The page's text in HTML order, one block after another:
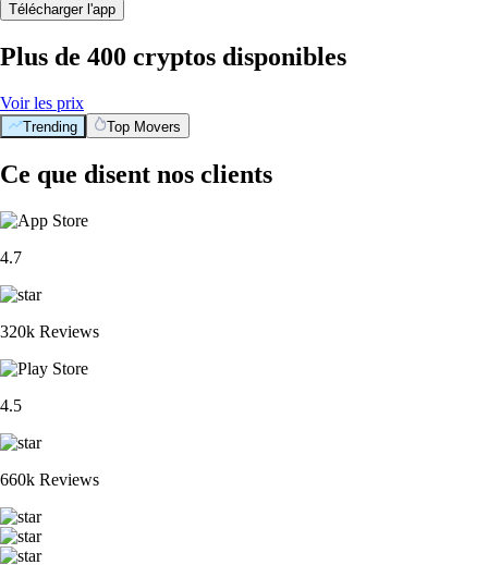
Télécharger l'app
Plus de 400 cryptos disponibles
Voir les prix
Trending Top Movers
Ce que disent nos clients
4.7
320k Reviews
4.5
660k Reviews